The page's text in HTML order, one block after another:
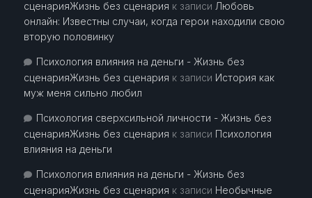
сценарияЖизнь без сценария к записи Любовь
онлайн: Известны случаи, когда герои находили свою
вторую половинку
Психология влияния на деньги - Жизнь без
сценарияЖизнь без сценария к записи История как
муж меня сильно любил
Психология сверхсильной личности - Жизнь без
сценарияЖизнь без сценария к записи Психология
влияния на деньги
Психология влияния на деньги - Жизнь без
сценарияЖизнь без сценария к записи Необычные